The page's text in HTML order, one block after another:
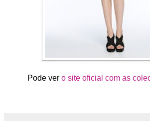
Pode ver o site oficial com as